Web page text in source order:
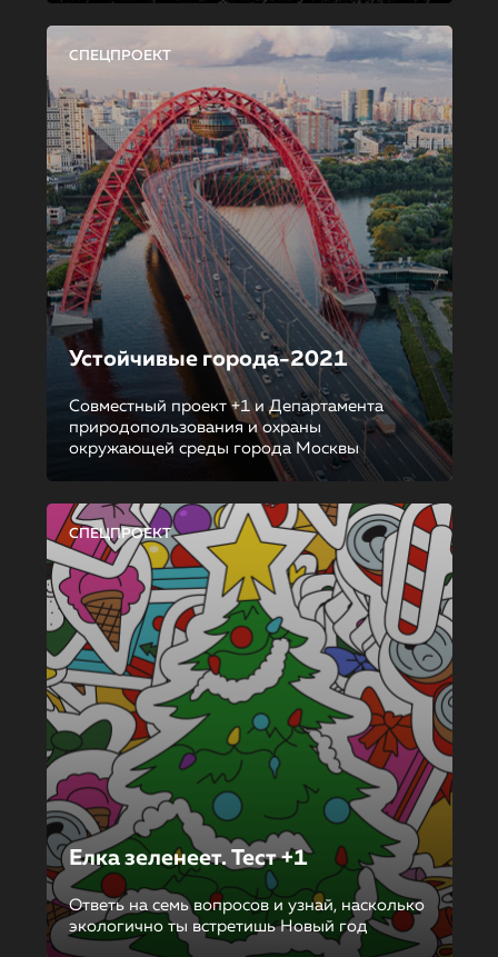
СПЕЦПРОЕКТ
Устойчивые города-2021
Совместный проект +1 и Департамента
природопользования и охраны
окружающей среды города Москвы
СПЕЦПРОЕКТ
Елка зеленеет. Тест +1
Ответь на семь вопросов и узнай, насколько
экологично ты встретишь Новый год